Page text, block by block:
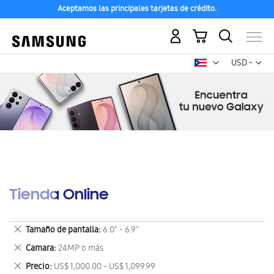
Aceptamos las principales tarjetas de crédito.
USD -
dólar
Mi carrito
Tienda Online
Tamaño de pantalla 6.0" - 6.9"
Eliminar
este
artículo
Camara 24MP o más
Eliminar
este
Precio US$ 1,000.00 - US$ 1,099.99
Eliminar